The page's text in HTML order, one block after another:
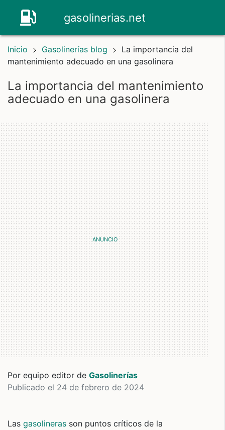
gasolinerias.net
Inicio Gasolinerías blog
La importancia del
mantenimiento adecuado en una gasolinera
la importancia del mantenimiento
adecuado en una gasolinera
Por equipo editor de Gasolinerías
Publicado el 24 de febrero de 2024
Las gasolineras son puntos críticos de la